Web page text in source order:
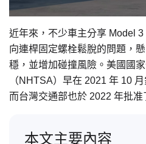
近年來，不少車主分享 Model
向連桿固定螺栓鬆脫的問題，
穩，並增加碰撞風險。美國國
（NHTSA）早在 2021 年 10
而台灣交通部也於 2022 年批准
本文主要內容